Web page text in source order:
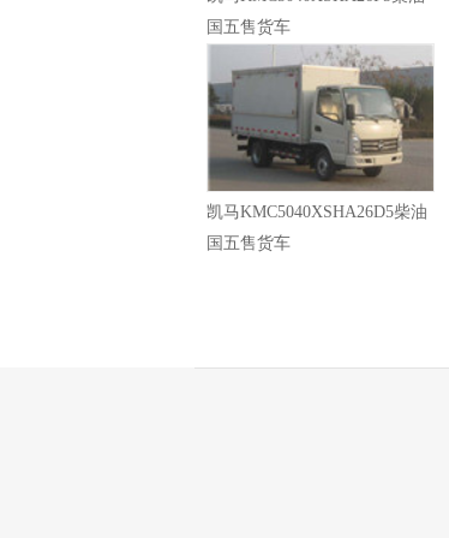
国五售货车
凯马KMC5040XSHA26D5柴油
国五售货车